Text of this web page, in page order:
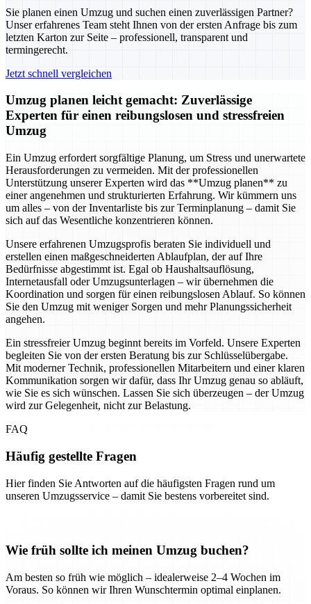
Sie planen einen Umzug und suchen einen zuverlässigen Partner?
Unser erfahrenes Team steht Ihnen von der ersten Anfrage bis zum
letzten Karton zur Seite – professionell, transparent und
termingerecht.
Jetzt schnell vergleichen
Umzug planen leicht gemacht: Zuverlässige
Experten für einen reibungslosen und stressfreien
Umzug
Ein Umzug erfordert sorgfältige Planung, um Stress und unerwartete
Herausforderungen zu vermeiden. Mit der professionellen
Unterstützung unserer Experten wird das **Umzug planen** zu
einer angenehmen und strukturierten Erfahrung. Wir kümmern uns
um alles – von der Inventarliste bis zur Terminplanung – damit Sie
sich auf das Wesentliche konzentrieren können.
Unsere erfahrenen Umzugsprofis beraten Sie individuell und
erstellen einen maßgeschneiderten Ablaufplan, der auf Ihre
Bedürfnisse abgestimmt ist. Egal ob Haushaltsauflösung,
Internetausfall oder Umzugsunterlagen – wir übernehmen die
Koordination und sorgen für einen reibungslosen Ablauf. So können
Sie den Umzug mit weniger Sorgen und mehr Planungssicherheit
angehen.
Ein stressfreier Umzug beginnt bereits im Vorfeld. Unsere Experten
begleiten Sie von der ersten Beratung bis zur Schlüsselübergabe.
Mit moderner Technik, professionellen Mitarbeitern und einer klaren
Kommunikation sorgen wir dafür, dass Ihr Umzug genau so abläuft,
wie Sie es sich wünschen. Lassen Sie sich überzeugen – der Umzug
wird zur Gelegenheit, nicht zur Belastung.
FAQ
Häufig gestellte Fragen
Hier finden Sie Antworten auf die häufigsten Fragen rund um
unseren Umzugsservice – damit Sie bestens vorbereitet sind.
Wie früh sollte ich meinen Umzug buchen?
Am besten so früh wie möglich – idealerweise 2–4 Wochen im
Voraus. So können wir Ihren Wunschtermin optimal einplanen.